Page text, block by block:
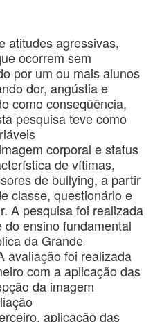
atitudes agressivas,
ocorrem sem
por um ou mais alunos
dor, angústia e
como conseqüência,
pesquisa teve como
corporal e status
de vítimas,
de bullying, a partir
classe, questionário e
A pesquisa foi realizada
do ensino fundamental
da Grande
avaliação foi realizada
com a aplicação das
da imagem
aplicação das